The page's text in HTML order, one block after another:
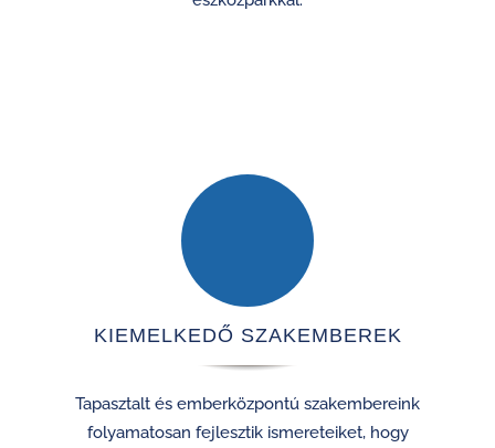
KIEMELKEDŐ SZAKEMBEREK
Tapasztalt és emberközpontú szakembereink
folyamatosan fejlesztik ismereteiket, hogy